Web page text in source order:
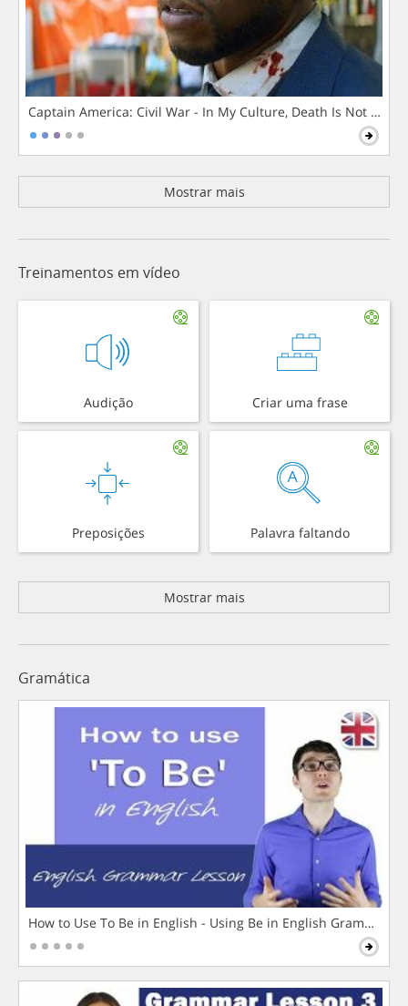
Captain America: Civil War - In My Culture, Death Is Not The
Mostrar mais
Treinamentos em vídeo
Audição Criar uma frase
Preposições Palavra faltando
Mostrar mais
Gramática
How to Use To Be in English - Using Be in English Grammar